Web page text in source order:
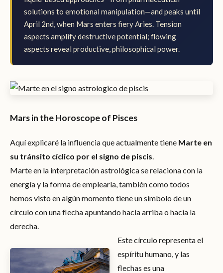
solutions to emotional manipulation—and peaks until
April 2nd, when Mars enters fiery Aries. Tension
aspects amplify destructive potential; flowing
aspects reveal productive, philosophical power.
Mars in the Horoscope of Pisces
Aquí explicaré la influencia que actualmente tiene Marte en
su tránsito cíclico por el signo de piscis
Marte en la interpretación astrológica se relaciona con la
energía y la forma de emplearla, también como todos
hemos visto en algún momento tiene un símbolo de un
círculo con una flecha apuntando hacia arriba o hacia la
derecha.
Este círculo representa el
espíritu humano, y las
flechas es una